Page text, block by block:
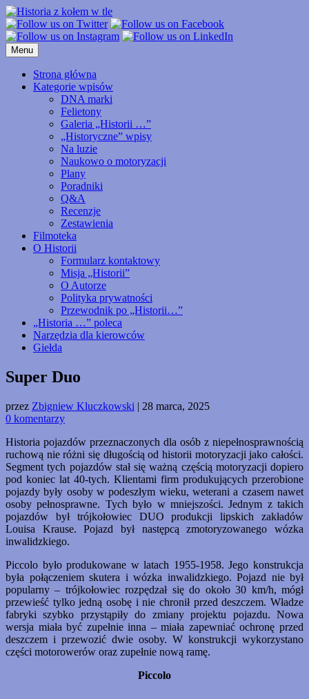
Przejdź
do
treści
Menu
Strona główna
Kategorie wpisów
DNA marki
Felietony
Galeria „Historii …”
„Historyczne” wpisy
Na luzie
Naukowo o motoryzacji
Plany
Poradniki
Q&A
Recenzje
Zestawienia
Filmoteka
O Historii
Formularz kontaktowy
Misja „Historii”
O Autorze
Polityka prywatności
Przewodnik po „Historii…”
„Historia …” poleca
Narzędzia dla kierowców
Giełda
Super Duo
przez Zbigniew Kluczkowski | 28 marca, 2025
0 komentarzy
Historia pojazdów przeznaczonych dla osób z niepełnosprawnością
ruchową nie różni się długością od historii motoryzacji jako całości.
Segment tych pojazdów stał się ważną częścią motoryzacji dopiero
pod koniec lat 40-tych. Klientami firm produkujących przerobione
pojazdy były osoby w podeszłym wieku, weterani a czasem nawet
osoby pełnosprawne. Tych było w mniejszości. Jednym z takich
pojazdów był trójkołowiec DUO produkcji lipskich zakładów
Louisa Krause. Pojazd był następcą zmotoryzowanego wózka
inwalidzkiego.
Piccolo było produkowane w latach 1955-1958. Jego konstrukcja
była połączeniem skutera i wózka inwalidzkiego. Pojazd nie był
popularny – trójkołowiec rozpędzał się do około 30 km/h, mógł
przewieść tylko jedną osobę i nie chronił przed deszczem. Władze
fabryki szybko przystąpiły do zmiany projektu pojazdu. Nowa
wersja miała być zupełnie inna – miała zapewniać ochronę przed
deszczem i przewozić dwie osoby. W konstrukcji wykorzystano
części motorowerów oraz zupełnie nową ramę.
Piccolo